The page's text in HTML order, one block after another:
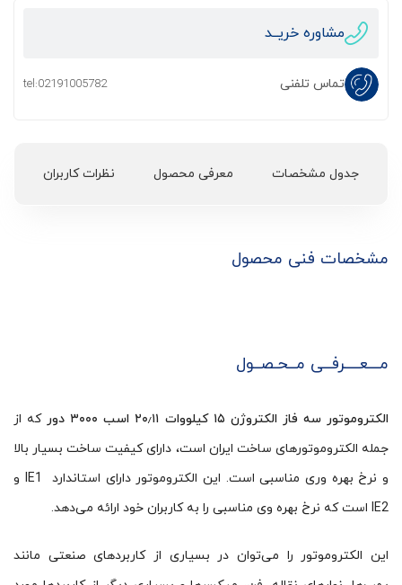
مشاوره خریــد
تماس تلفنی tel:02191005782
جدول مشخصات معرفی محصول نظرات کاربران
مشخصات فنی محصول
مـــعــــرفــی مــحـصــول
الکتروموتور سه فاز الکتروژن ۱۵ کیلووات ۲۰٫۱۱ اسب ۳۰۰۰ دور
که از
جمله الکتروموتورهای ساخت ایران است، دارای کیفیت ساخت بسیار بالا
و نرخ بهره وری مناسبی است. این الکتروموتور دارای استاندارد IE1 و
IE2 است که نرخ بهره وی مناسبی را به کاربران خود ارائه می‌دهد.
این الکتروموتور را می‌توان در بسیاری از کاربردهای صنعتی مانند